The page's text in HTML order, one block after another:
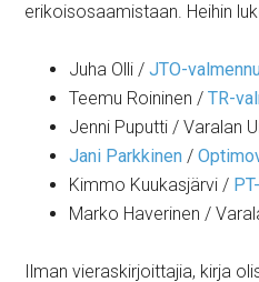
erikoisosaamistaan. Heihin
Juha Olli /JTO-
Teemu Roininen /TR-
Jenni Puputti / Varalan
Jani Parkkinen /
Kimmo Kuukasjärvi /
Marko Haverinen /
Ilman vieraskirjoittajia, kirja